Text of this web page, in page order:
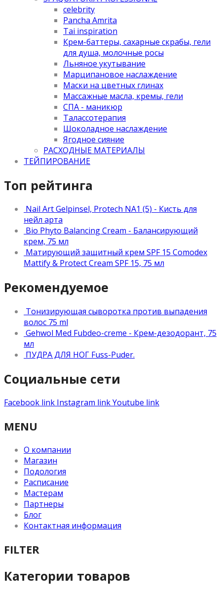
celebrity
Pancha Amrita
Tai inspiration
Крем-баттеры, сахарные скрабы, гели
для душа, молочные росы
Льняное укутывание
Марципановое наслаждение
Маски на цветных глинах
Массажные масла, кремы, гели
СПА - маникюр
Талассотерапия
Шоколадное наслаждение
Ягодное сияние
РАСХОДНЫЕ МАТЕРИАЛЫ
ТЕЙПИРОВАНИЕ
Топ рейтинга
Nail Art Gelpinsel, Protech NA1 (5) - Кисть для
нейл арта
Bio Phyto Balancing Cream - Балансирующий
крем, 75 мл
Матирующий защитный крем SPF 15 Comodex
Mattify & Protect Cream SPF 15, 75 мл
Рекомендуемое
Тонизирующая сыворотка против выпадения
волос 75 ml
Gehwol Med Fubdeo-creme - Крем-дезодорант, 75
мл
ПУДРА ДЛЯ НОГ Fuss-Puder.
Социальные сети
Facebook link Instagram linkYoutube link
MENU
О компании
Магазин
Подология
Расписание
Мастерам
Партнеры
Блог
Контактная информация
FILTER
Категории товаров